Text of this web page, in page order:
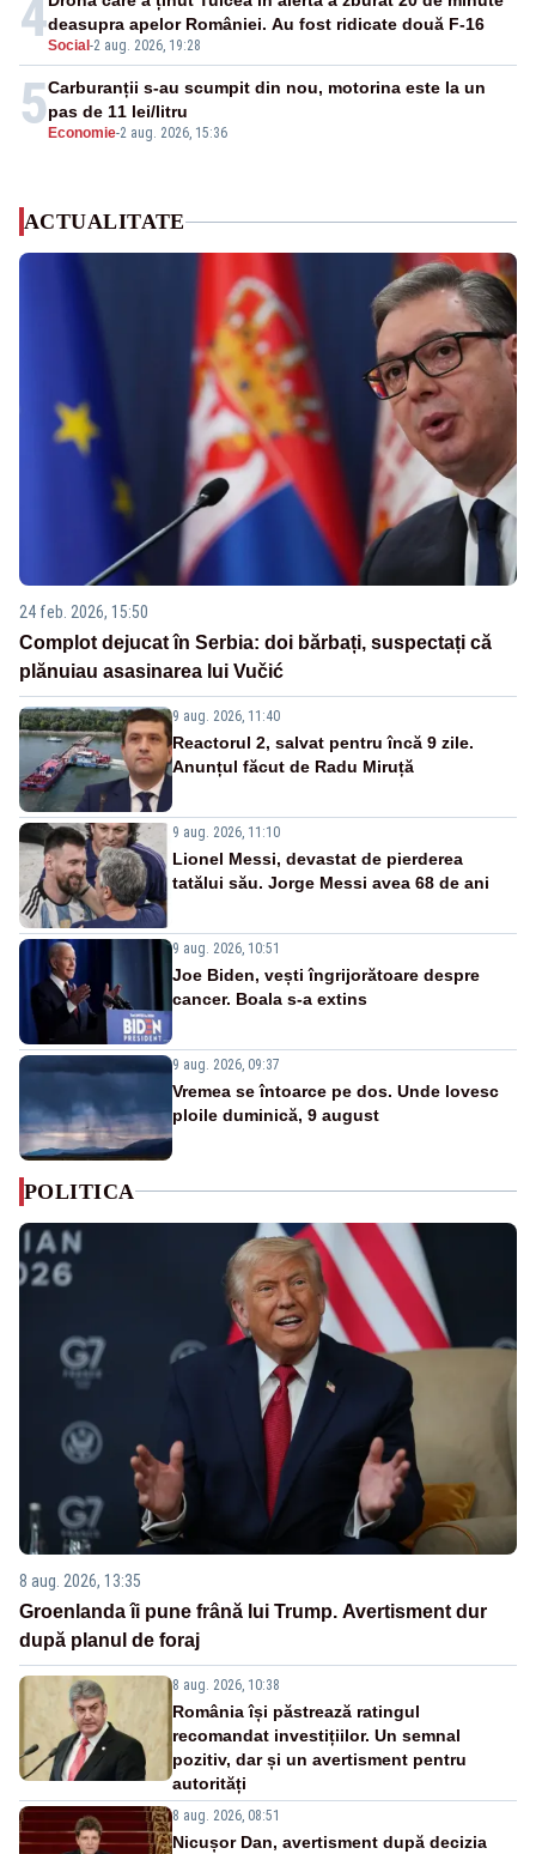
4Social -2 aug. 2026, 19:28
deasupra apelor României. Au fost ridicate două F-16
5 Economie-2 aug. 2026, 15:36
Carburanții s-au scumpit din nou, motorina este la un
pas de 11 lei/litru
ACTUALITATE
24 feb. 2026, 15:50
Complot dejucat în Serbia: doi bărbați, suspectați că
plănuiau asasinarea lui Vučić
9 aug. 2026, 11:40
Reactorul 2, salvat pentru încă 9 zile.
Anunțul făcut de Radu Miruță
9 aug. 2026, 11:10
Lionel Messi, devastat de pierderea
tatălui său. Jorge Messi avea 68 de ani
9 aug. 2026, 10:51
Joe Biden, vești îngrijorătoare despre
cancer. Boala s-a extins
9 aug. 2026, 09:37
Vremea se întoarce pe dos. Unde lovesc
ploile duminică, 9 august
POLITICA
8 aug. 2026, 13:35
Groenlanda îi pune frână lui Trump. Avertisment dur
după planul de foraj
8 aug. 2026, 10:38
România își păstrează ratingul
recomandat investițiilor. Un semnal
pozitiv, dar și un avertisment pentru
autorități
8 aug. 2026, 08:51
Nicușor Dan, avertisment după decizia